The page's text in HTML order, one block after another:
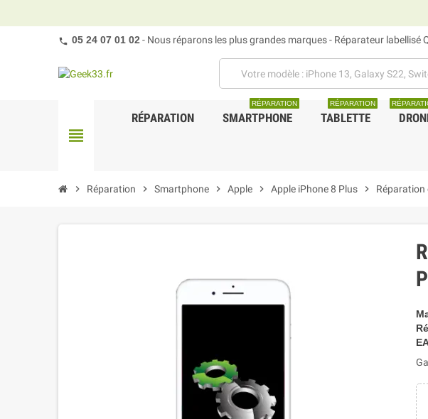
05 24 07 01 02- Nous réparons les plus grandes marques - Réparateur
view_headline
RÉPARATION SMARTPHONE
RÉPARATION
TABLETTE
RÉPARATION
chevron_right Réparation chevron_right Smartphone chevron_right Apple chevron_right Apple iPhone 8 Plus chevron_right Réparation